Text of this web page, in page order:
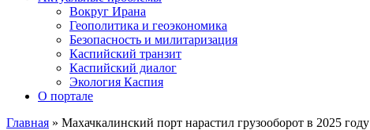
Вокруг Ирана
Геополитика и геоэкономика
Безопасность и милитаризация
Каспийский транзит
Каспийский диалог
Экология Каспия
О портале
Главная » Махачкалинский порт нарастил грузооборот в 2025 году